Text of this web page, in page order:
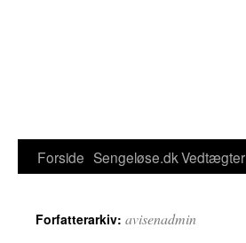
Forside Sengeløse.dkVedtægter
Forfatterarkiv: avisenadmin